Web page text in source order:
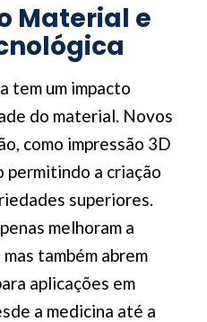
Material e
tem um impacto
do material. Novos
como impressão 3D
permitindo a criação
superiores.
melhoram a
também abrem
aplicações em
a medicina até a